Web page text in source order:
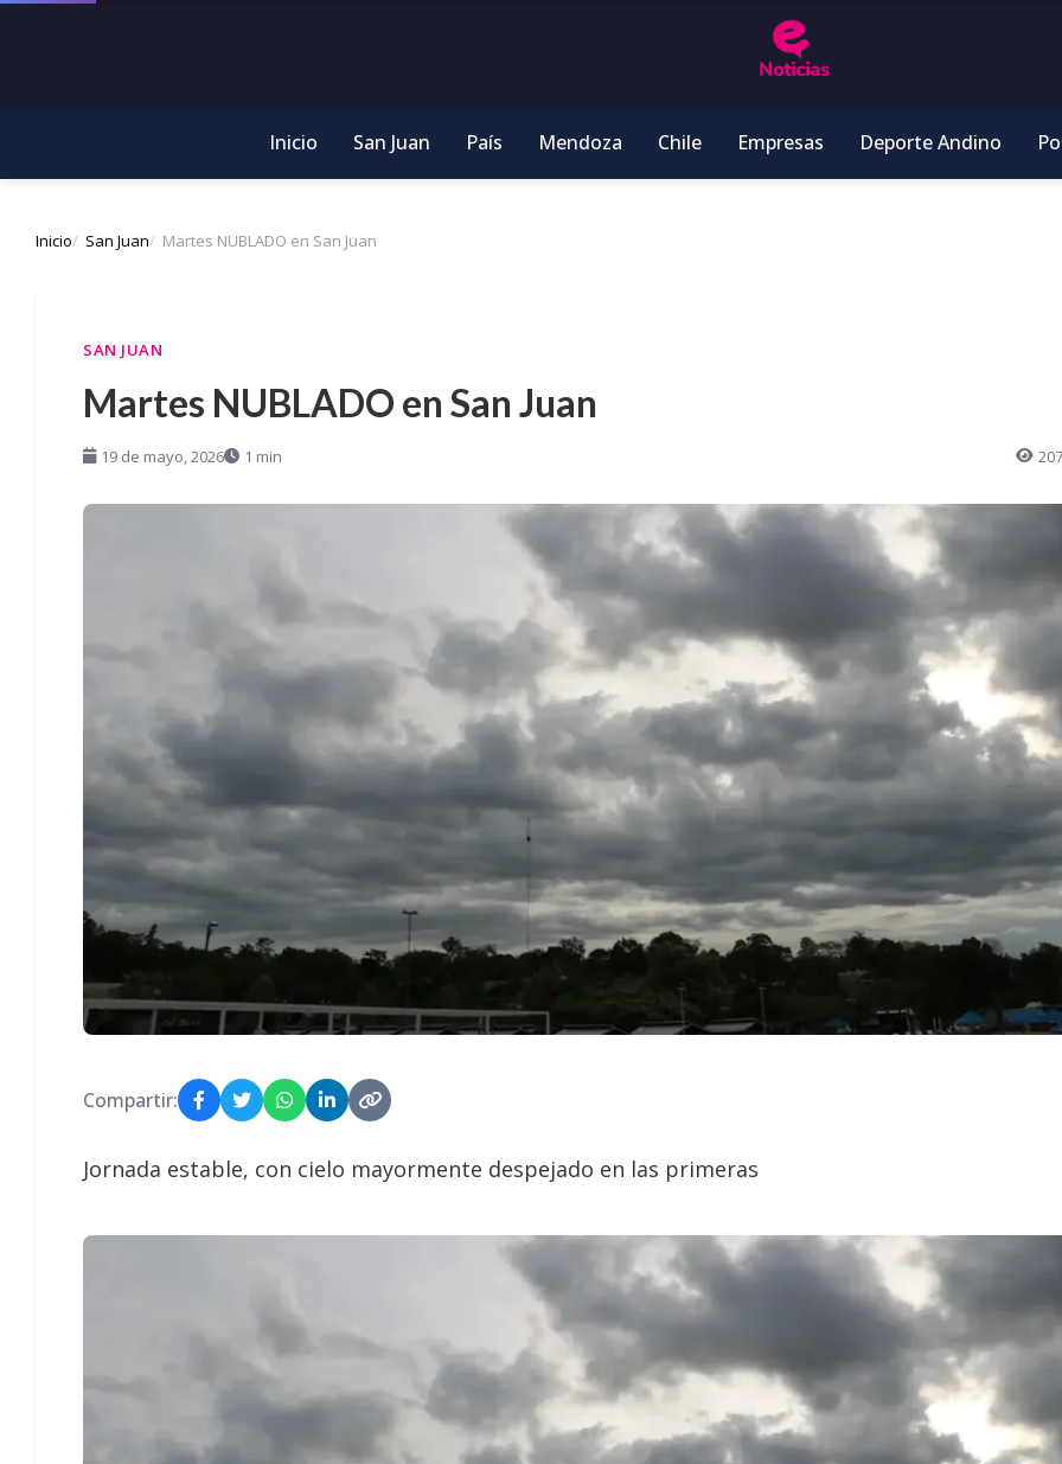
Inicio San Juan País Mendoza Chile Empresas Deporte Andino
Inicio San Juan Martes NUBLADO en San Juan
SAN JUAN
Martes NUBLADO en San Juan
19 de mayo, 2026 1 min 207
Compartir:
Jornada estable, con cielo mayormente despejado en las primeras